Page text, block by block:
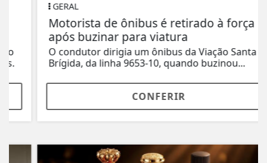
GERAL
Motorista de ônibus é retirado à força
após buzinar para viatura
O condutor dirigia um ônibus da Viação Santa
Brígida, da linha 9653-10, quando buzinou...
CONFERIR